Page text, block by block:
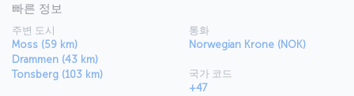
빠른 정보
주변 도시
Moss (59 km)
Drammen (43 km)
Tonsberg (103 km)
통화
Norwegian Krone (NOK)
국가 코드
+47